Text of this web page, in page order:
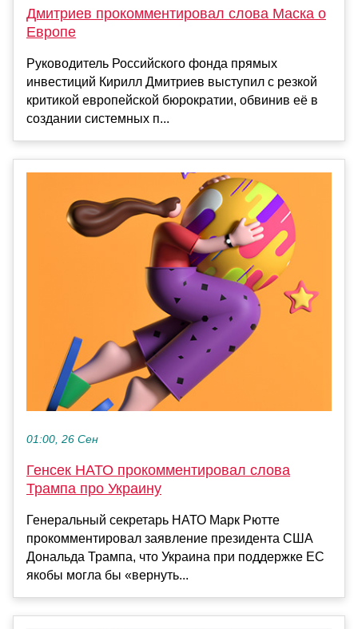
Дмитриев прокомментировал слова Маска о
Европе
Руководитель Российского фонда прямых
инвестиций Кирилл Дмитриев выступил с резкой
критикой европейской бюрократии, обвинив её в
создании системных п...
01:00, 26 Сен
Генсек НАТО прокомментировал слова
Трампа про Украину
Генеральный секретарь НАТО Марк Рютте
прокомментировал заявление президента США
Дональда Трампа, что Украина при поддержке ЕС
якобы могла бы «вернуть...